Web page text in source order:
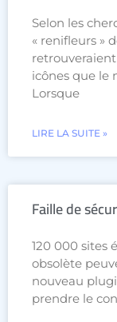
Selon les
« renifleurs »
icônes que le
Lorsque
LIRE LA SUITE »
Faille de
120 000 sites
obsolète
nouveau
prendre le